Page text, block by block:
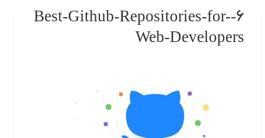
۶-Best-Github-Repositories-for-
Web-Developers